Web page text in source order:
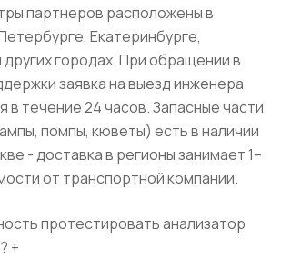
партнеров расположены в
Екатеринбурге,
городах. При обращении в
заявка на выезд инженера
в течение 24 часов. Запасные части
помпы, кюветы) есть в наличии
- доставка в регионы занимает 1–
от транспортной компании.
протестировать анализатор
+